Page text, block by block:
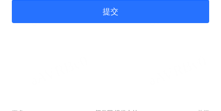
提交